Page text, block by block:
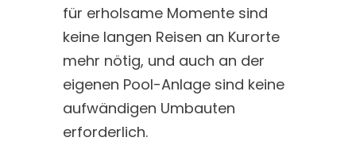
für erholsame Momente sind
keine langen Reisen an Kurorte
mehr nötig, und auch an der
eigenen Pool-Anlage sind keine
aufwändigen Umbauten
erforderlich.